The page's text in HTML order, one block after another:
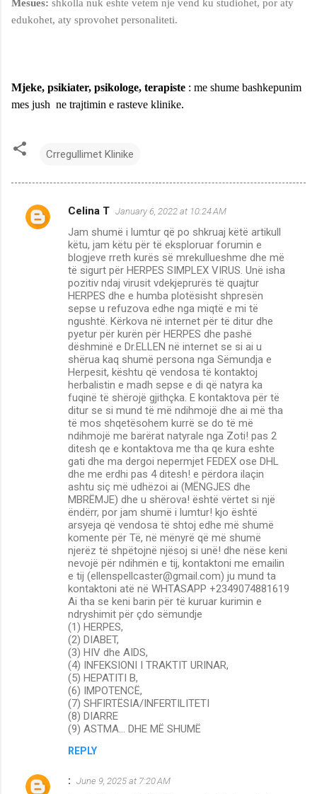
Mesues: shkolla nuk eshte vetem nje vend ku studiohet, por aty
edukohet, aty sprovohet personaliteti.
Mjeke, psikiater, psikologe, terapiste : me shume bashkepunim
mes jush ne trajtimin e rasteve klinike.
Crregullimet Klinike
C
Celina T January 6, 2022 at 10:24 AM
Jam shumë i lumtur që po shkruaj këtë artikull
këtu, jam këtu për të eksploruar forumin e
blogjeve rreth kurës së mrekullueshme dhe më
të sigurt për HERPES SIMPLEX VIRUS. Unë isha
pozitiv ndaj virusit vdekjeprurës të quajtur
HERPES dhe e humba plotësisht shpresën
sepse u refuzova edhe nga miqtë e mi të
ngushtë. Kërkova në internet për të ditur dhe
pyetur për kurën për HERPES dhe pashë
dëshminë e Dr.ELLEN në internet se si ai u
shërua kaq shumë persona nga Sëmundja e
Herpesit, kështu që vendosa të kontaktoj
herbalistin e madh sepse e di që natyra ka
fuqinë të shërojë gjithçka. E kontaktova për të
ditur se si mund të më ndihmojë dhe ai më tha
të mos shqetësohem kurrë se do të më
ndihmojë me barërat natyrale nga Zoti! pas 2
ditesh qe e kontaktova me tha qe kura eshte
gati dhe ma dergoi nepermjet FEDEX ose DHL
dhe me erdhi pas 4 ditesh! e përdora ilaçin
ashtu siç më udhëzoi ai (MËNGJES dhe
MBRËMJE) dhe u shërova! është vërtet si një
ëndërr, por jam shumë i lumtur! kjo është
arsyeja që vendosa të shtoj edhe më shumë
komente për Të, në mënyrë që më shumë
njerëz të shpëtojnë njësoj si unë! dhe nëse keni
nevojë për ndihmën e tij, kontaktoni me emailin
e tij (ellenspellcaster@gmail.com) ju mund ta
kontaktoni atë në WHTASAPP +2349074881619
Ai tha se keni barin për të kuruar kurimin e
ndryshimit për çdo sëmundje
(1) HERPES,
(2) DIABET,
(3) HIV dhe AIDS,
(4) INFEKSIONI I TRAKTIT URINAR,
(5) HEPATITI B,
(6) IMPOTENCË,
(7) SHFIRTËSIA/INFERTILITETI
(8) DIARRE
(9) ASTMA… DHE MË SHUMË
REPLY
: June 9, 2025 at 7:20 AM